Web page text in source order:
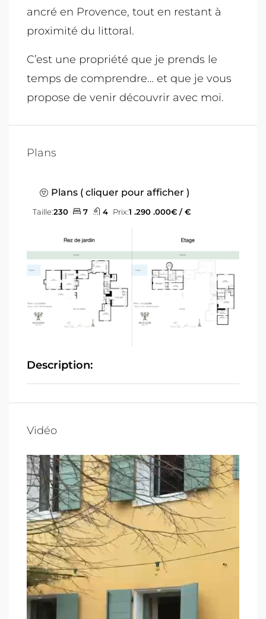
ancré en Provence, tout en restant à
proximité du littoral.
C’est une propriété que je prends le
temps de comprendre… et que je vous
propose de venir découvrir avec moi.
Plans
Plans ( cliquer pour afficher )
Taille:230 7 4 Prix:1 .290 .000€ / €
Description:
Vidéo